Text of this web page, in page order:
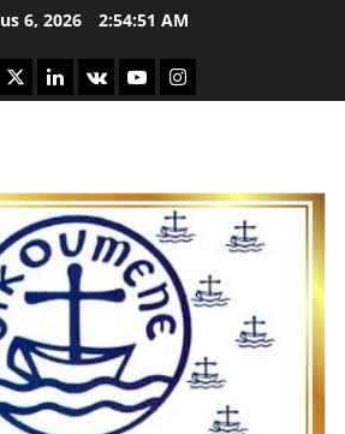
6, 2026 2:54:52 AM
TwitterLinkedin
VK YoutubeInstagram